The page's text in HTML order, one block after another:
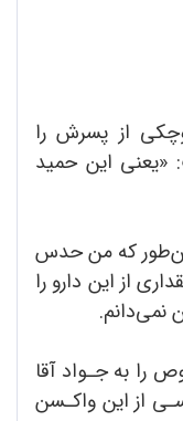
از پسرش را
«یعنی این حمید
که من حدس
از این دارو را
نمی‌دانم.
را به جـواد آقا
از این واکـسن